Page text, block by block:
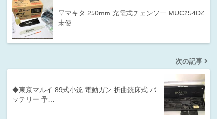
▽マキタ 250mm 充電式チェンソー MUC254DZ
未使…
次の記事
◆東京マルイ 89式小銃 電動ガン 折曲銃床式 バ
ッテリー 予…